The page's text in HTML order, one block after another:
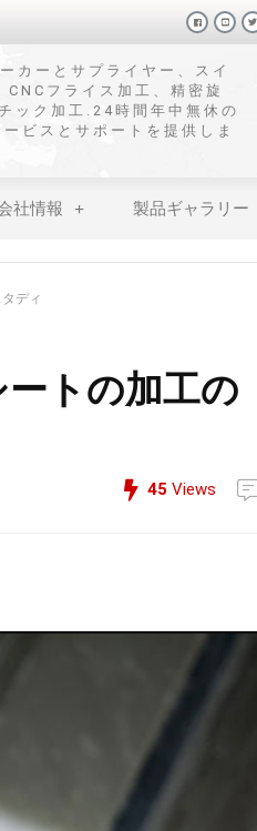
カーとサプライヤー、スイ
フライス加工、精密旋
ック加工.24時間年中無休の
ビスとサポートを提供しま
社情報 製品ギャラリー
ディ
トの加工の
45 Views